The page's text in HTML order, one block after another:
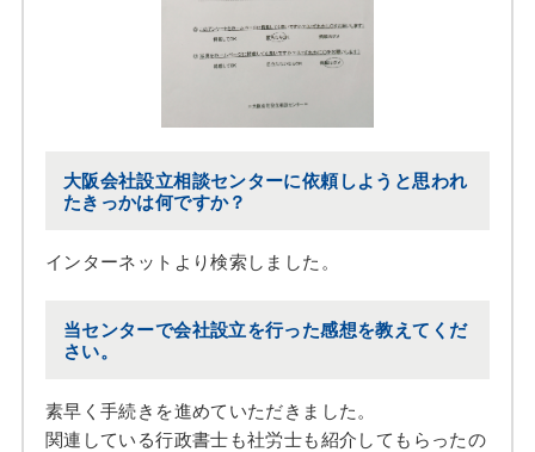
大阪会社設立相談センターに依頼しようと思われ
たきっかは何ですか？
インターネットより検索しました。
当センターで会社設立を行った感想を教えてくだ
さい。
素早く手続きを進めていただきました。
関連している行政書士も社労士も紹介してもらったの